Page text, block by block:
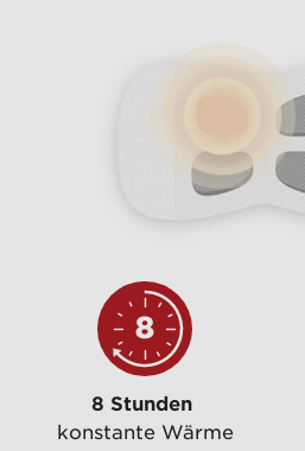
8 Stunden
konstante Wärme